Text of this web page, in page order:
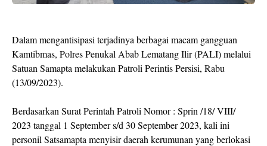
Dalam mengantisipasi terjadinya berbagai macam gangguan
Kamtibmas, Polres Penukal Abab Lematang Ilir (PALI) melalui
Satuan Samapta melakukan Patroli Perintis Persisi, Rabu
(13/09/2023).
Berdasarkan Surat Perintah Patroli Nomor : Sprin /18/ VIII/
2023 tanggal 1 September s/d 30 September 2023, kali ini
personil Satsamapta menyisir daerah kerumunan yang berlokasi